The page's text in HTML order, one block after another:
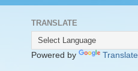
TRANSLATE
Powered by Translate